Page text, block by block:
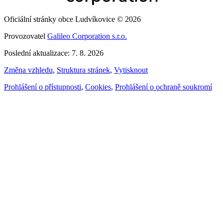
Oficiální stránky obce Ludvíkovice © 2026
Provozovatel Galileo Corporation s.r.o.
Poslední aktualizace: 7. 8. 2026
Změna vzhledu, Struktura stránek, Vytisknout
Prohlášení o přístupnosti, Cookies, Prohlášení o ochraně soukromí